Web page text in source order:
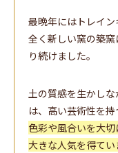
最晩年にはトレイ
全く新しい窯の築
り続けました。
土の質感を生かし
は、高い芸術性を持
色彩や風合いを大
大きな人気を得てい